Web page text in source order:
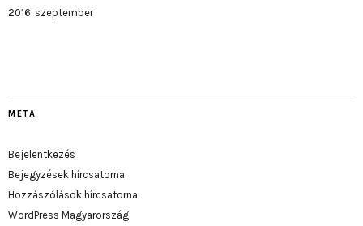
2016. szeptember
META
Bejelentkezés
Bejegyzések hírcsatorna
Hozzászólások hírcsatorna
WordPress Magyarország